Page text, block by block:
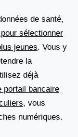
de santé,
sélectionner
jeunes. Vous y
la
déjà
portail bancaire
, vous
numériques.